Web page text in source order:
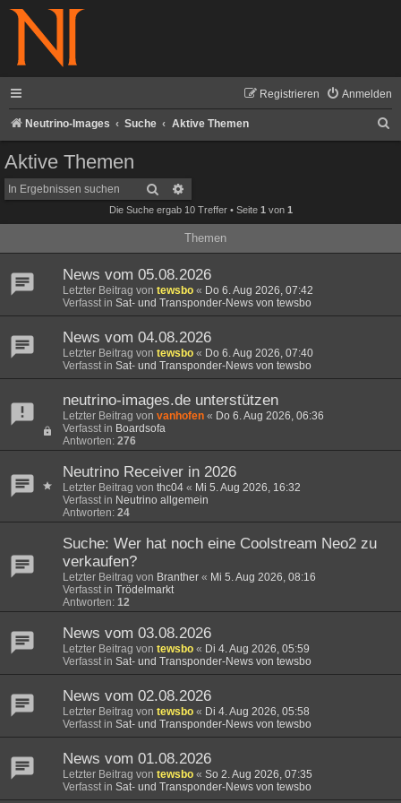
Anmelden
Registrieren
Neutrino-Images Suche Aktive Themen
Aktive Themen
Suche
Die Suche ergab 10 Treffer • Seite 1 von 1
Themen
News vom 05.08.2026
Letzter Beitrag von tewsbo « Do 6. Aug 2026, 07:42
Verfasst in Sat- und Transponder-News von tewsbo
News vom 04.08.2026
Letzter Beitrag von tewsbo « Do 6. Aug 2026, 07:40
Verfasst in Sat- und Transponder-News von tewsbo
neutrino-images.de unterstützen
Letzter Beitrag von vanhofen « Do 6. Aug 2026, 06:36
Verfasst in Boardsofa
Antworten: 276
Neutrino Receiver in 2026
Letzter Beitrag von thc04 « Mi 5. Aug 2026, 16:32
Verfasst in Neutrino allgemein
Antworten: 24
Suche: Wer hat noch eine Coolstream Neo2 zu
verkaufen?
Letzter Beitrag von Branther « Mi 5. Aug 2026, 08:16
Verfasst in Trödelmarkt
Antworten: 12
News vom 03.08.2026
Letzter Beitrag von tewsbo « Di 4. Aug 2026, 05:59
Verfasst in Sat- und Transponder-News von tewsbo
News vom 02.08.2026
Letzter Beitrag von tewsbo « Di 4. Aug 2026, 05:58
Verfasst in Sat- und Transponder-News von tewsbo
News vom 01.08.2026
Letzter Beitrag von tewsbo « So 2. Aug 2026, 07:35
Verfasst in Sat- und Transponder-News von tewsbo